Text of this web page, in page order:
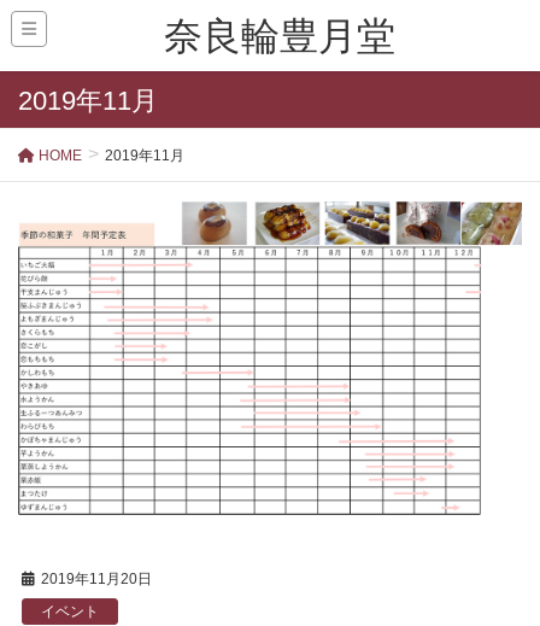
奈良輪豊月堂
2019年11月
HOME 2019年11月
2019年11月20日
イベント